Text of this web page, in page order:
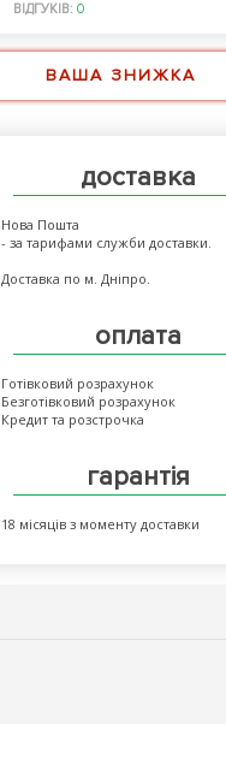
ВІДГУКІВ: 0
ВАША ЗНИЖКА
доставка
Нова Пошта
- за тарифами служби доставки.
Доставка по м. Дніпро.
оплата
Готівковий розрахунок
Безготівковий розрахунок
Кредит та розстрочка
гарантія
18 місяців з моменту доставки